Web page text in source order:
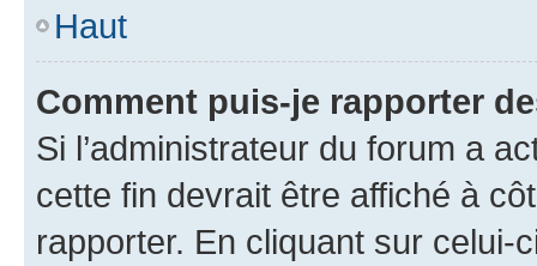
Haut
Comment puis-je rapporter
Si l’administrateur du forum a
cette fin devrait être affiché à
rapporter. En cliquant sur